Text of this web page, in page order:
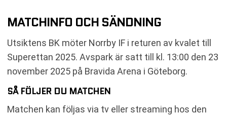
MATCHINFO OCH SÄNDNING
Utsiktens BK möter Norrby IF i returen av kvalet till
Superettan 2025. Avspark är satt till kl. 13:00 den 23
november 2025 på Bravida Arena i Göteborg.
SÅ FÖLJER DU MATCHEN
Matchen kan följas via tv eller streaming hos den